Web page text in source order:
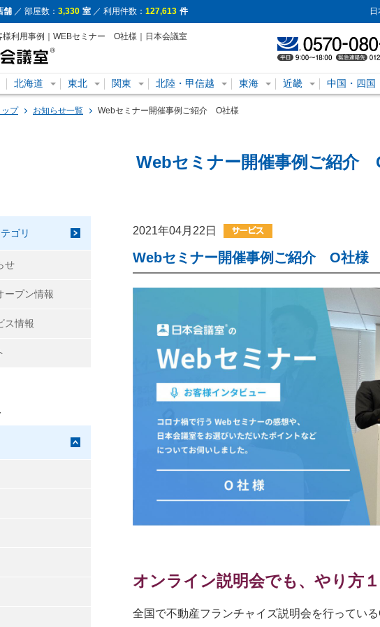
舗 ／ 部屋数： 3,330 室 ／ 利用件数： 127,613 件
様利用事例｜WEBセミナー O社様｜日本会議室
北海道 東北 関東 北陸・甲信越 東海 近畿 中国・四国
ップ お知らせ一覧 Webセミナー開催事例ご紹介 O社様
Webセミナー開催事例ご紹介
ゴリ
せ
ープン情報
ス情報
2021年04月22日
Webセミナー開催事例ご紹介 O社様
オンライン説明会でも、やり方
全国で不動産フランチャイズ説明会を行っている